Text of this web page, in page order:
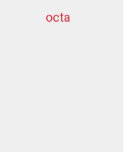
octa
dziļurbums